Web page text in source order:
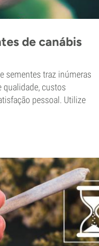
de canábis
sementes traz inúmeras
custos
pessoal. Utilize